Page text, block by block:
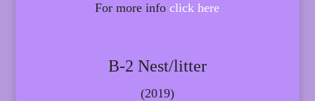
For more infoclick here
B-2 Nest/litter
(2019)